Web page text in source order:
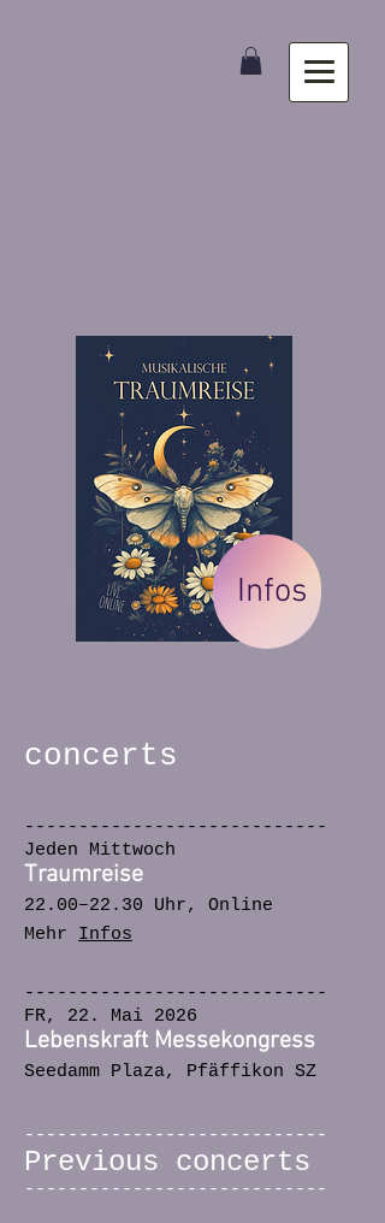
Infos
concerts
----------------------------
Jeden Mittwoch
Traumreise
22.00–22.30 Uhr, Online
Mehr Infos
----------------------------
FR, 22. Mai 2026
Lebenskraft Messekongress
Seedamm Plaza, Pfäffikon SZ
----------------------------
Previous concerts
----------------------------